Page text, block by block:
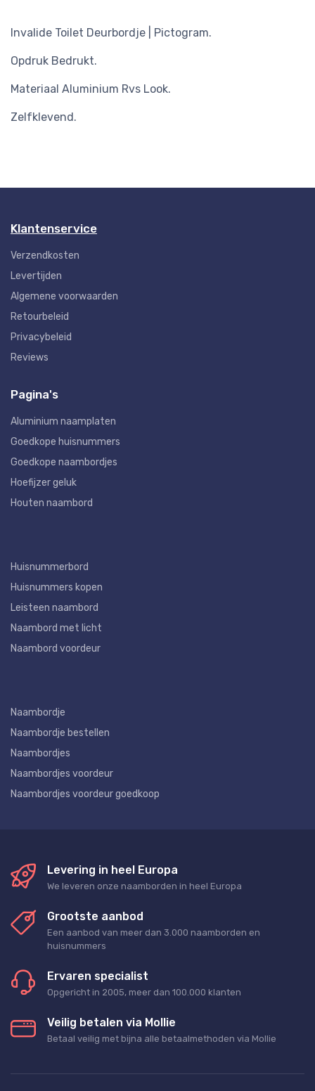
Invalide Toilet Deurbordje | Pictogram.
Opdruk Bedrukt.
Materiaal Aluminium Rvs Look.
Zelfklevend.
Klantenservice
Verzendkosten
Levertijden
Algemene voorwaarden
Retourbeleid
Privacybeleid
Reviews
Pagina's
Aluminium naamplaten
Goedkope huisnummers
Goedkope naambordjes
Hoefijzer geluk
Houten naambord
Huisnummerbord
Huisnummers kopen
Leisteen naambord
Naambord met licht
Naambord voordeur
Naambordje
Naambordje bestellen
Naambordjes
Naambordjes voordeur
Naambordjes voordeur goedkoop
Levering in heel Europa
We leveren onze naamborden in heel Europa
Grootste aanbod
Een aanbod van meer dan 3.000 naamborden en
huisnummers
Ervaren specialist
Opgericht in 2005, meer dan 100.000 klanten
Veilig betalen via Mollie
Betaal veilig met bijna alle betaalmethoden via Mollie